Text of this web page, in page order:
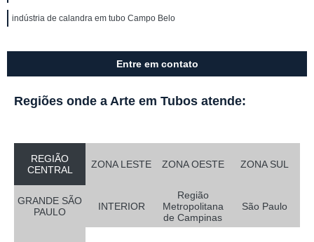
indústria de calandra em tubo Campo Belo
Entre em contato
Regiões onde a Arte em Tubos atende:
REGIÃO
CENTRAL
ZONA LESTE ZONA OESTE ZONA SUL
GRANDE SÃO
PAULO
INTERIOR
Região
Metropolitana
de Campinas
São Paulo